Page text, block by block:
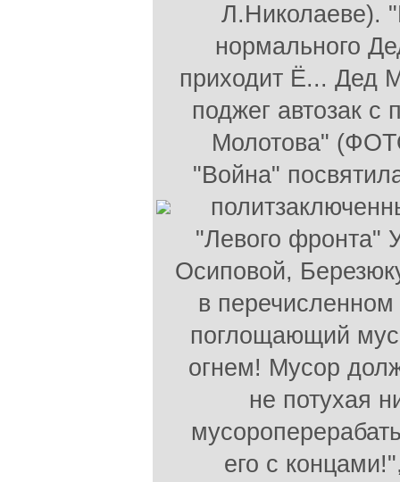
Л.Николаеве).
нормального
приходит Ё... Дед
поджег автозак
Молотова"
"Война"
"Левого фронта"
Осиповой,
в перечисленном
поглощающий
огнем! Мусор
не потухая
его с